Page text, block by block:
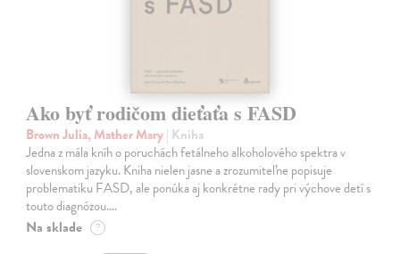
Ako byť rodičom dieťaťa s FASD
Brown Julia, Mather Mary| Kniha
Jedna z mála kníh o poruchách fetálneho alkoholového spektra v
slovenskom jazyku. Kniha nielen jasne a zrozumiteľne popisuje
problematiku FASD, ale ponúka aj konkrétne rady pri výchove detí s
touto diagnózou.…
Na sklade ?